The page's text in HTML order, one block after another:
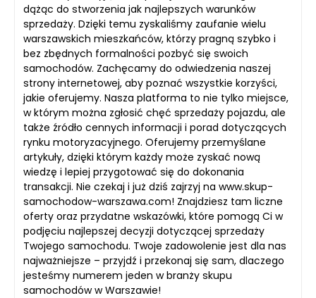
dążąc do stworzenia jak najlepszych warunków
sprzedaży. Dzięki temu zyskaliśmy zaufanie wielu
warszawskich mieszkańców, którzy pragną szybko i
bez zbędnych formalności pozbyć się swoich
samochodów. Zachęcamy do odwiedzenia naszej
strony internetowej, aby poznać wszystkie korzyści,
jakie oferujemy. Nasza platforma to nie tylko miejsce,
w którym można zgłosić chęć sprzedaży pojazdu, ale
także źródło cennych informacji i porad dotyczących
rynku motoryzacyjnego. Oferujemy przemyślane
artykuły, dzięki którym każdy może zyskać nową
wiedzę i lepiej przygotować się do dokonania
transakcji. Nie czekaj i już dziś zajrzyj na www.skup-
samochodow-warszawa.com! Znajdziesz tam liczne
oferty oraz przydatne wskazówki, które pomogą Ci w
podjęciu najlepszej decyzji dotyczącej sprzedaży
Twojego samochodu. Twoje zadowolenie jest dla nas
najważniejsze – przyjdź i przekonaj się sam, dlaczego
jesteśmy numerem jeden w branży skupu
samochodów w Warszawie!